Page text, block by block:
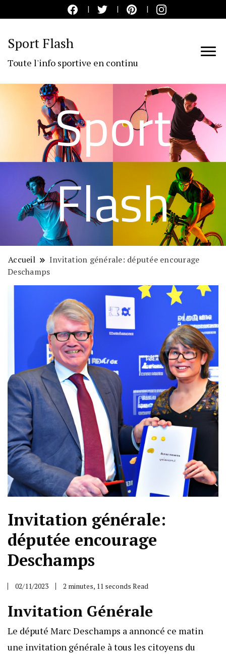
Sport Flash
Toute l'info sportive en continu
Sport
Flash
Accueil
Invitation générale: députée encourage
Deschamps
Invitation générale:
députée encourage
Deschamps
02/11/2023 2 minutes, 11 seconds Read
Invitation Générale
Le député Marc Deschamps a annoncé ce matin
une invitation générale à tous les citoyens du